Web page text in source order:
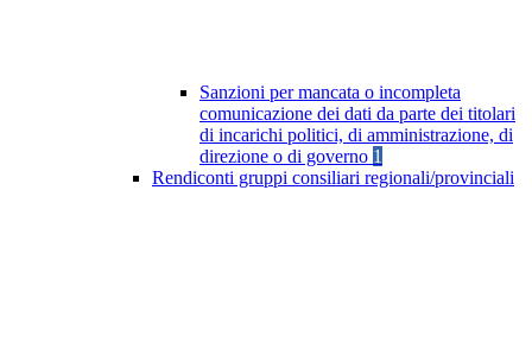
Sanzioni per mancata o incompleta
comunicazione dei dati da parte dei titolari
di incarichi politici, di amministrazione, di
direzione o di governo 1
Rendiconti gruppi consiliari regionali/provinciali